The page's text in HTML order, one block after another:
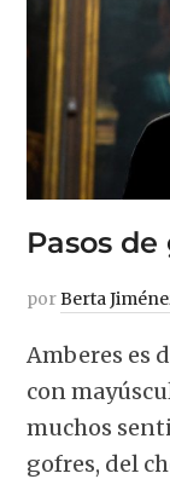
Pasos
porBerta
Amberes es
con
muchos
gofres, del